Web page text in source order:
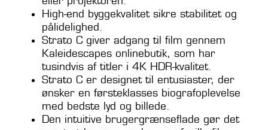
High-end byggekvalitet sikre stabilitet og
pålidelighed.
Strato C giver adgang til film gennem
Kaleidescapes onlinebutik, som har
tusindvis af titler i 4K HDR-kvalitet.
Strato C er designet til entusiaster, der
ønsker en førsteklasses biografoplevelse
med bedste lyd og billede.
Den intuitive brugergrænseflade gør det